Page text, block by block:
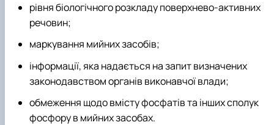
рівня біологічного розкладу поверхнево-активних
речовин;
маркування мийних засобів;
інформації, яка надається на запит визначених
законодавством органів виконавчої влади;
обмеження щодо вмісту фосфатів та інших сполук
фосфору в мийних засобах.